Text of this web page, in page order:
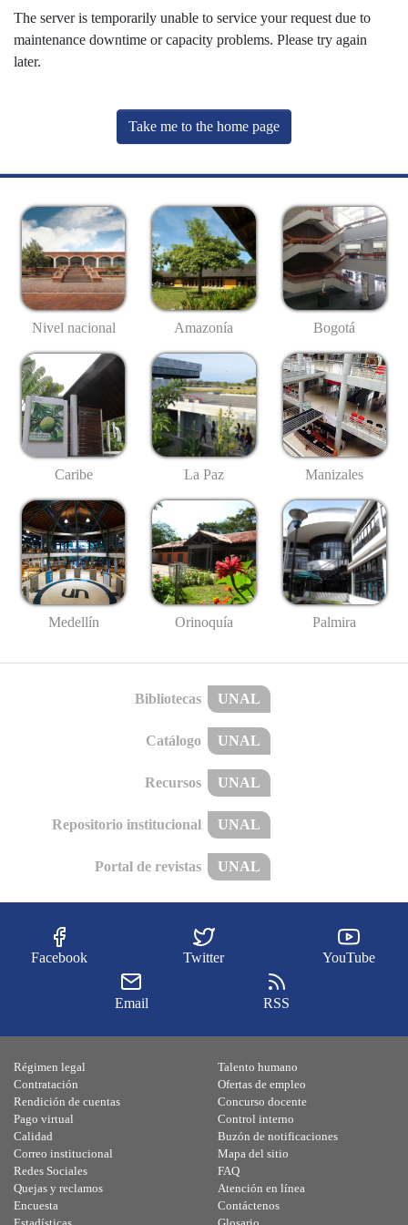
The server is temporarily unable to service your request due to
maintenance downtime or capacity problems. Please try again
later.
Take me to the home page
Nivel nacional Amazonía Bogotá
Caribe La Paz Manizales
Medellín Orinoquía Palmira
Bibliotecas UNAL
Catálogo UNAL
Recursos UNAL
Repositorio institucional UNAL
Portal de revistas UNAL
Facebook Twitter YouTube
Email RSS
Régimen legal
Contratación
Rendición de cuentas
Pago virtual
Calidad
Talento humano
Ofertas de empleo
Concurso docente
Control interno
Buzón de notificaciones
Correo institucional
Redes Sociales
Quejas y reclamos
Encuesta
Mapa del sitio
FAQ
Atención en línea
Contáctenos